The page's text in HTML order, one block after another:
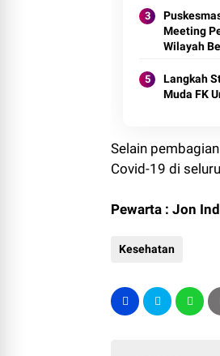
Puskesmas Jua
Meeting
Wilayah
Langkah
Muda FK
Selain
Covid-19 di
Pewarta : Jon
Kesehatan